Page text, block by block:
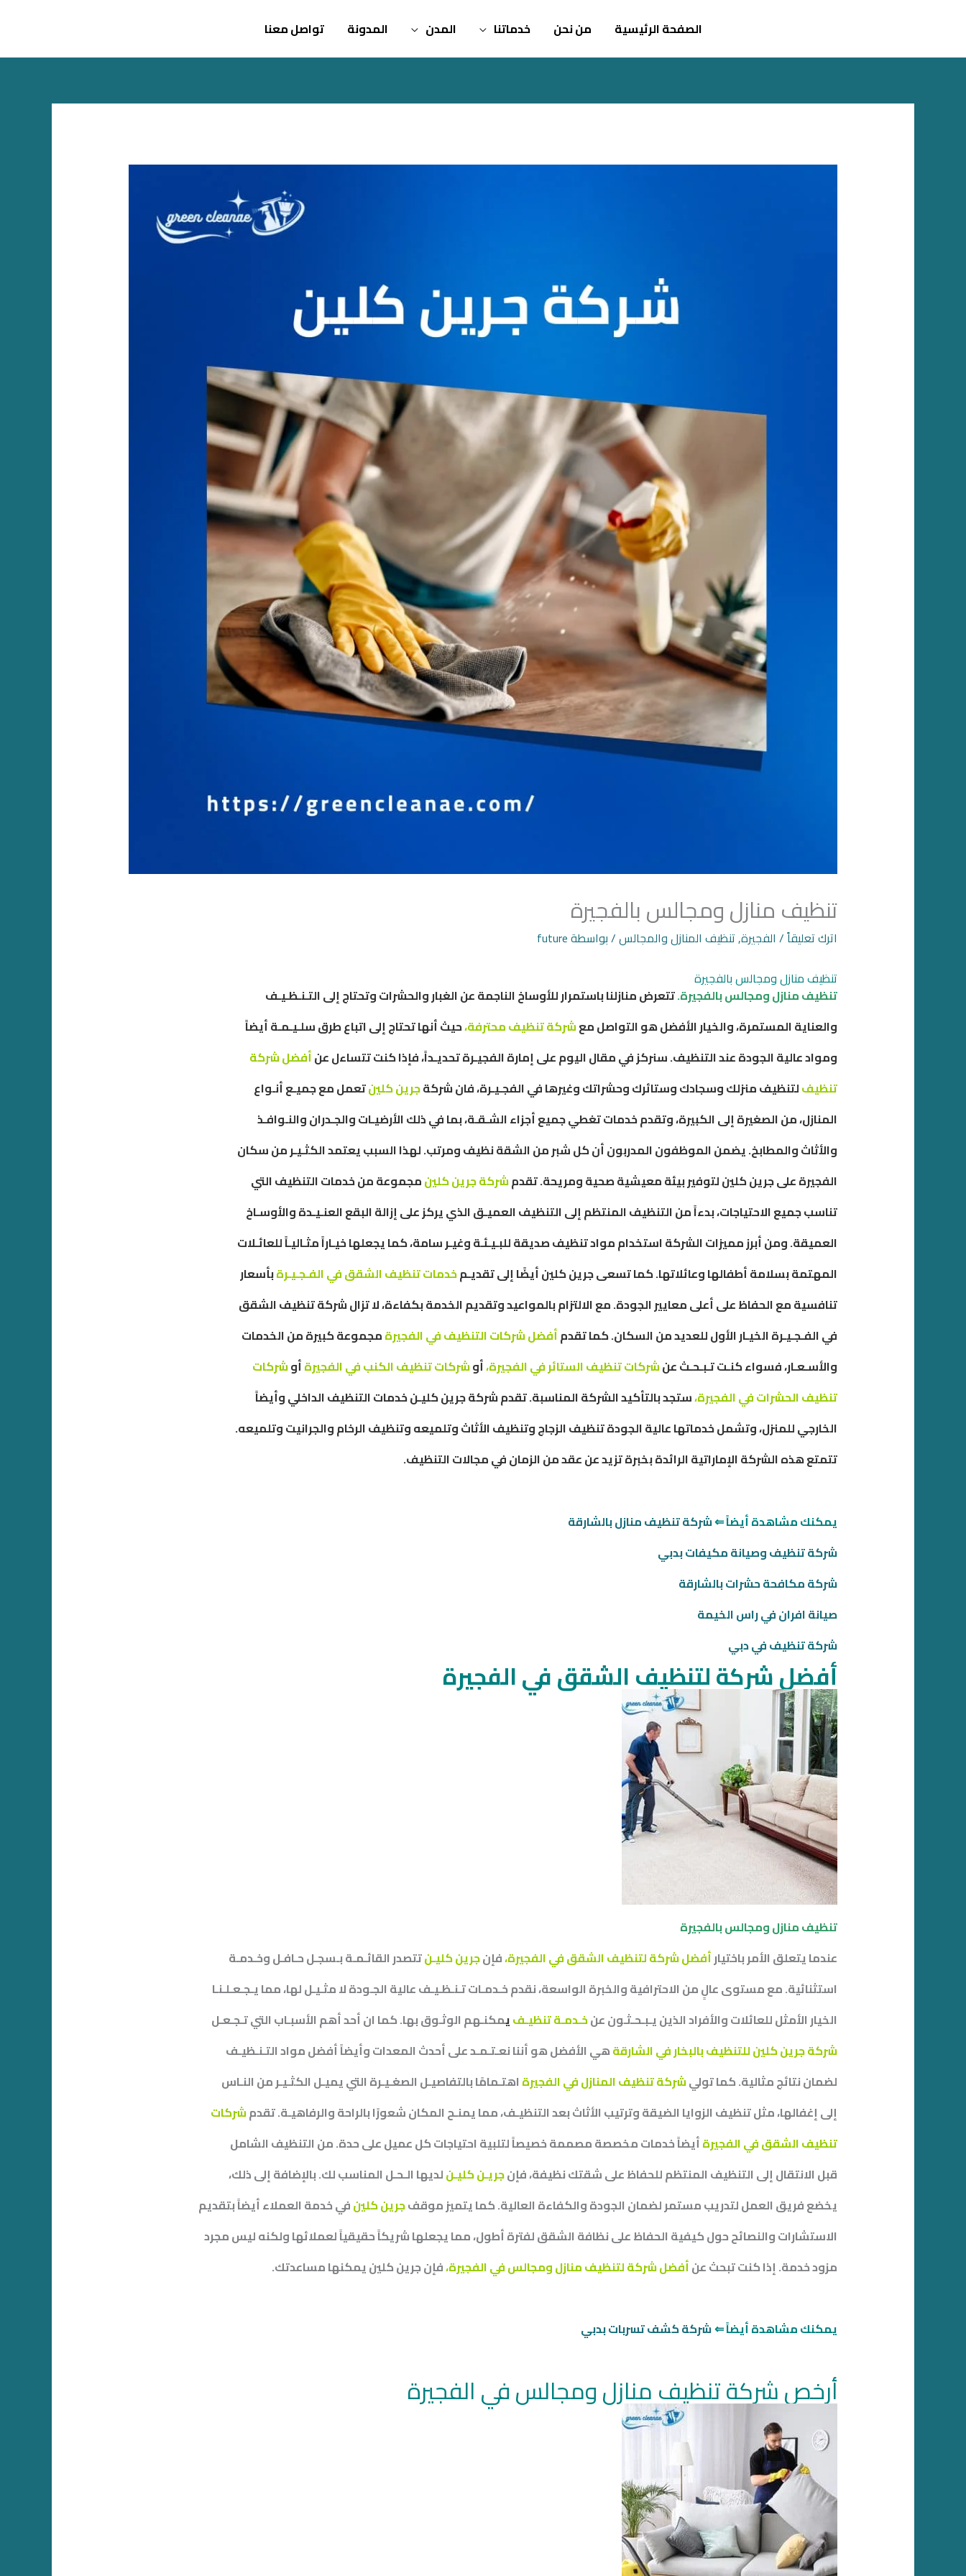
الصفحة الرئيسية من نحن خدماتنا المدن المدونة تواصل معنا
تنظيف منازل ومجالس بالفجيرة
اترك تعليقاً/ الفجيرة,تنظيف المنازل والمجالس/ بواسطةfuture
تنظيف منازل ومجالس بالفجيرة
تنظيف منازل ومجالس بالفجيرة.تتعرض منازلنا باستمرار للأوساخ الناجمة عن الغبار والحشرات وتحتاج إلى التـنـظـيـف
والعناية المستمرة، والخيار الأفضل هو التواصل معشركة تنظيف محترفة،حيث أنها تحتاج إلى اتباع طرق سلـيـمـة أيضاً
ومواد عالية الجودة عند التنظيف. سنركز في مقال اليوم على إمارة الفجيـرة تحديـداً، فإذا كنت تتساءل عنأفضل شركة
تنظيفلتنظيف منزلك وسجادك وستائرك وحشراتك وغيرها في الفجـيـرة، فان شركةجرين كلينتعمل مع جميـع أنـواع
المنازل، من الصغيرة إلى الكبيرة، وتقدم خدمات تغطي جميع أجزاء الشـقـة، بما في ذلك الأرضيـات والجـدران والنـوافـذ
والأثاث والمطابخ. يضمن الموظفون المدربون أن كل شبر من الشقة نظيف ومرتب. لهذا السبب يعتمد الكثـيـر من سكان
الفجيرة على جرين كلين لتوفير بيئة معيشية صحية ومريحة. تقدمشركة جرين كلينمجموعة من خدمات التنظيف التي
تناسب جميع الاحتياجات، بدءاً من التنظيف المنتظم إلى التنظيف العميـق الذي يركز على إزالة البقع العنـيـدة والأوسـاخ
العميقة. ومن أبرز مميزات الشركة استخدام مواد تنظيف صديقة للبـيـئـة وغيـر سامة، كما يجعلها خيـاراً مثـاليـاً للعائـلات
المهتمة بسلامة أطفالها وعائلاتها. كما تسعى جرين كلين أيضًا إلى تقديـمخدمات تنظيف الشقق في الفـجـيـرةبأسعار
تنافسية مع الحفاظ على أعلى معايير الجودة. مع الالتزام بالمواعيد وتقديم الخدمة بكفاءة، لا تزال شركة تنظيف الشقق
في الفـجـيـرة الخيـار الأول للعديد من السكان. كما تقدمأفضل شركات التنظيف في الفجيرةمجموعة كبيرة من الخدمات
والأسـعـار، فسواء كنـت تـبـحـث عنشركات تنظيف الستائر في الفجيرة،أوشركات تنظيف الكنب في الفجيرةأوشركات
تنظيف الحشرات في الفجيرة،ستجد بالتأكيد الشركة المناسبة. تقدم شركة جرين كليـن خدمات التنظيف الداخلي وأيضاً
الخارجي للمنزل، وتشمل خدماتها عالية الجودة تنظيف الزجاج وتنظيف الأثاث وتلميعه وتنظيف الرخام والجرانيت وتلميعه.
تتمتع هذه الشركة الإماراتية الرائدة بخبرة تزيد عن عقد من الزمان في مجالات التنظيف.
يمكنك مشاهدة أيضاً ⇐شركة تنظيف منازل بالشارقة
شركة تنظيف وصيانة مكيفات بدبي
شركة مكافحة حشرات بالشارقة
صيانة افران في راس الخيمة
شركة تنظيف في دبي
أفضل شركة لتنظيف الشقق في الفجيرة
تنظيف منازل ومجالس بالفجيرة
عندما يتعلق الأمر باختيارأفضل شركة لتنظيف الشقق في الفجيرة،فإنجرين كليـنتتصدر القائـمـة بـسجـل حـافـل وخـدمـة
استثنائية. مع مستوى عالٍ من الاحترافية والخبرة الواسعة، نقدم خـدمـات تـنـظـيـف عالية الجـودة لا مثـيـل لها، مما يـجـعـلـنـا
الخيار الأمثل للعائلات والأفراد الذين يـبـحـثـون عنخـدمـة تنظيـفيمكنـهم الوثـوق بها. كما ان أحد أهم الأسبـاب التي تـجـعـل
شركة جرين كلين للتنظيف بالبخار في الشارقةهي الأفضل هو أننا نعـتـمـد على أحدث المعدات وأيضاً أفضل مواد التـنـظيـف
لضماننتائج مثالية. كما توليشركة تنظيف المنازل في الفجيرة اهتـمامًا بالتفاصيـل الصغـيـرة التي يميـل الكثـيـر من النـاس
إلى إغفالها، مثل تنظيف الزوايا الضيقة وترتيب الأثاث بعد التنظيـف، مما يمنـح المكان شعورًا بالراحة والرفاهيـة. تقدمشركات
تنظيف الشقق في الفجيرةأيضاً خدمات مخصصة مصممة خصيصاً لتلبية احتياجات كل عميل على حدة. من التنظيف الشامل
قبل الانتقال إلى التنظيف المنتظم للحفاظ على شقتك نظيفة، فإنجريـن كليـنلديها الـحـل المناسب لك. بالإضافة إلى ذلك،
يخضع فريق العمل لتدريب مستمر لضمان الجودة والكفاءة العالية. كما يتميز موقفجرين كلينفي خدمة العملاء أيضاً بتقديم
الاستشارات والنصائح حول كيفية الحفاظ على نظافة الشقق لفترة أطول، مما يجعلها شريكاً حقيقياً لعملائها ولكنه ليس مجرد
مزود خدمة. إذا كنت تبحث عنأفضل شركة لتنظيف منازل ومجالس في الفجيرة،فإن جرين كلين يمكنها مساعدتك.
يمكنك مشاهدة أيضاً ⇐شركة كشف تسربات بدبي
أرخص شركة تنظيف منازل ومجالس في الفجيرة